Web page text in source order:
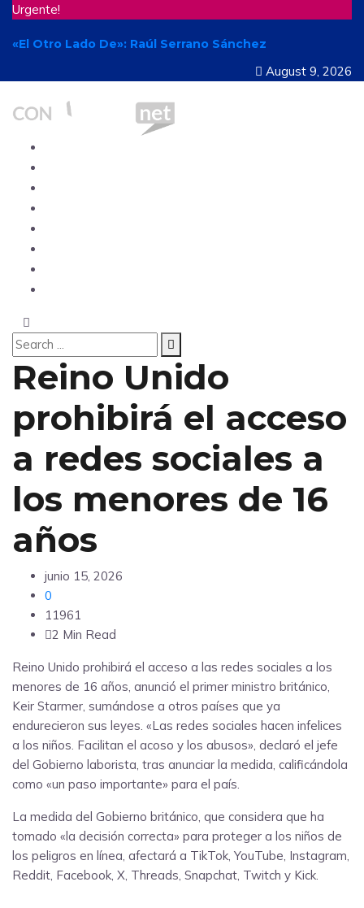
Urgente!
«El Otro Lado De»: Raúl Serrano Sánchez
August 9, 2026
Reino Unido
prohibirá el acceso
a redes sociales a
los menores de 16
años
junio 15, 2026
0
11961
2 Min Read
Reino Unido prohibirá el acceso a las redes sociales a los
menores de 16 años, anunció el primer ministro británico,
Keir Starmer, sumándose a otros países que ya
endurecieron sus leyes. «Las redes sociales hacen infelices
a los niños. Facilitan el acoso y los abusos», declaró el jefe
del Gobierno laborista, tras anunciar la medida, calificándola
como «un paso importante» para el país.
La medida del Gobierno británico, que considera que ha
tomado «la decisión correcta» para proteger a los niños de
los peligros en línea, afectará a TikTok, YouTube, Instagram,
Reddit, Facebook, X, Threads, Snapchat, Twitch y Kick.